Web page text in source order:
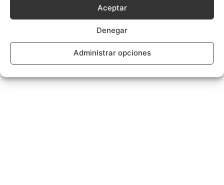
Aceptar
Denegar
Administrar opciones